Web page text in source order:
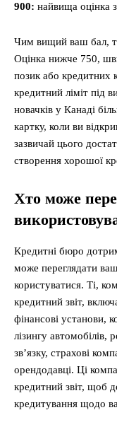
900: найвища оцінка
Чим вищий ваш бал,
Оцінка нижче 750,
позик або
кредитний ліміт під
новачків у Канаді
картку, коли ви
зазвичай цього
створення хорошої
Хто може
Кредитні бюро
може переглядати
користуватися. Ті,
кредитний звіт,
фінансові установи,
лізингу автомобілів,
зв’язку, страхові
орендодавці. Ці
кредитний звіт, щоб
кредитування щодо